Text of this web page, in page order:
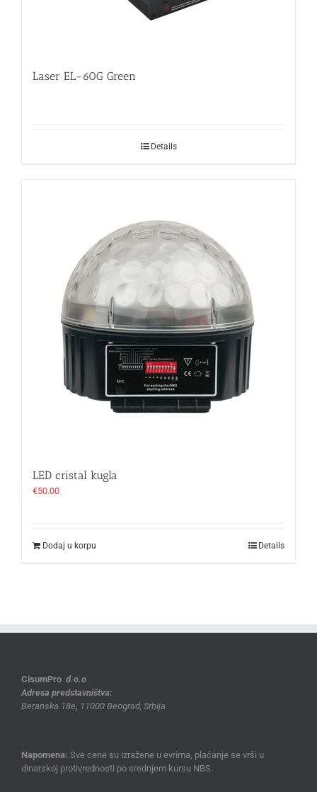
Laser EL-60G Green
Details
LED cristal kugla
€50.00
Dodaj u korpu Details
CisumPro d.o.o
Adresa predstavništva:
Beranska 18e, 11000 Beograd, Srbija
Napomena: Sve cene su izražene u evrima, plaćanje se vrši u
dinarskoj protivrednosti po srednjem kursu NBS.